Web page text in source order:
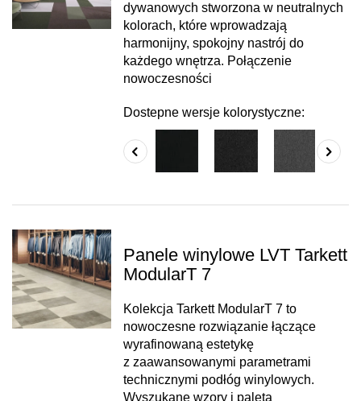
dywanowych stworzona w neutralnych
kolorach, które wprowadzają
harmonijny, spokojny nastrój do
każdego wnętrza. Połączenie
nowoczesności
Dostepne wersje kolorystyczne:
Panele winylowe LVT Tarkett
ModularT 7
Kolekcja Tarkett ModularT 7 to
nowoczesne rozwiązanie łączące
wyrafinowaną estetykę
z zaawansowanymi parametrami
technicznymi podłóg winylowych.
Wyszukane wzory i paleta